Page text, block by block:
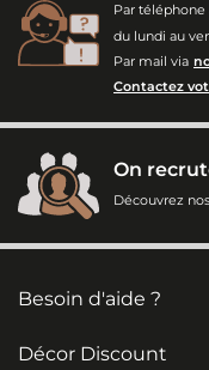
Par téléphone
du lundi au
Par mail via
Contactez
On
Découvrez
Besoin d'aide ?
Décor Discount